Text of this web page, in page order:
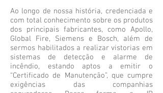
Ao longo de nossa história, credenciada e
com total conhecimento sobre os produtos
dos principais fabricantes, como Apollo,
Global Fire, Siemens e Bosch, além de
sermos habilitados a realizar vistorias em
sistemas de detecção e alarme de
incêndio, estando aptos a emitir o
“Certificado de Manutenção”, que cumpre
exigências das companhias